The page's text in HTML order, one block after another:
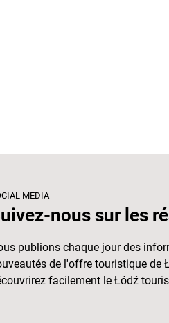
MEDIA
nous sur les
publions chaque jour des
de l'offre touristique de
facilement le Łódź